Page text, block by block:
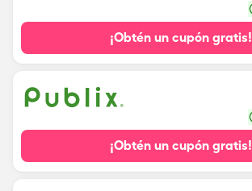
¡Obtén un cupón gratis!
¡Obtén un cupón gratis!